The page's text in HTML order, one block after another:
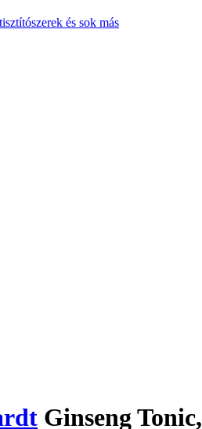
és sok más
Ginseng